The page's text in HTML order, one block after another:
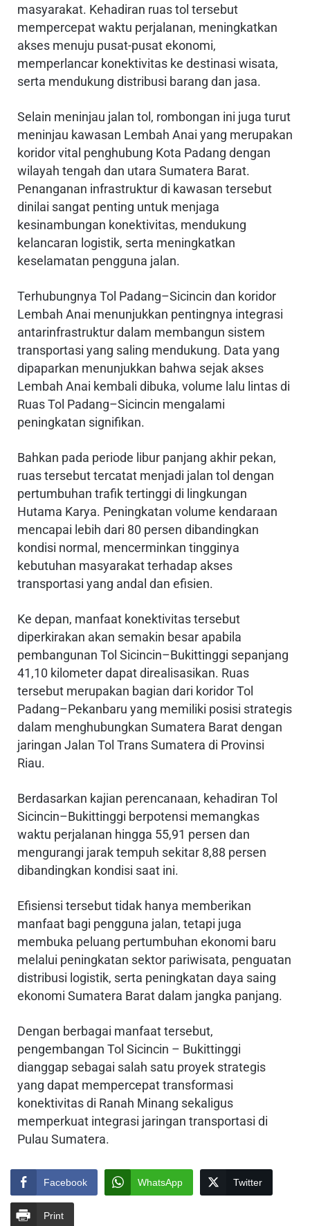
masyarakat. Kehadiran ruas tol tersebut
mempercepat waktu perjalanan, meningkatkan
akses menuju pusat-pusat ekonomi,
memperlancar konektivitas ke destinasi wisata,
serta mendukung distribusi barang dan jasa.
Selain meninjau jalan tol, rombongan ini juga turut
meninjau kawasan Lembah Anai yang merupakan
koridor vital penghubung Kota Padang dengan
wilayah tengah dan utara Sumatera Barat.
Penanganan infrastruktur di kawasan tersebut
dinilai sangat penting untuk menjaga
kesinambungan konektivitas, mendukung
kelancaran logistik, serta meningkatkan
keselamatan pengguna jalan.
Terhubungnya Tol Padang–Sicincin dan koridor
Lembah Anai menunjukkan pentingnya integrasi
antarinfrastruktur dalam membangun sistem
transportasi yang saling mendukung. Data yang
dipaparkan menunjukkan bahwa sejak akses
Lembah Anai kembali dibuka, volume lalu lintas di
Ruas Tol Padang–Sicincin mengalami
peningkatan signifikan.
Bahkan pada periode libur panjang akhir pekan,
ruas tersebut tercatat menjadi jalan tol dengan
pertumbuhan trafik tertinggi di lingkungan
Hutama Karya. Peningkatan volume kendaraan
mencapai lebih dari 80 persen dibandingkan
kondisi normal, mencerminkan tingginya
kebutuhan masyarakat terhadap akses
transportasi yang andal dan efisien.
Ke depan, manfaat konektivitas tersebut
diperkirakan akan semakin besar apabila
pembangunan Tol Sicincin–Bukittinggi sepanjang
41,10 kilometer dapat direalisasikan. Ruas
tersebut merupakan bagian dari koridor Tol
Padang–Pekanbaru yang memiliki posisi strategis
dalam menghubungkan Sumatera Barat dengan
jaringan Jalan Tol Trans Sumatera di Provinsi
Riau.
Berdasarkan kajian perencanaan, kehadiran Tol
Sicincin–Bukittinggi berpotensi memangkas
waktu perjalanan hingga 55,91 persen dan
mengurangi jarak tempuh sekitar 8,88 persen
dibandingkan kondisi saat ini.
Efisiensi tersebut tidak hanya memberikan
manfaat bagi pengguna jalan, tetapi juga
membuka peluang pertumbuhan ekonomi baru
melalui peningkatan sektor pariwisata, penguatan
distribusi logistik, serta peningkatan daya saing
ekonomi Sumatera Barat dalam jangka panjang.
Dengan berbagai manfaat tersebut,
pengembangan Tol Sicincin – Bukittinggi
dianggap sebagai salah satu proyek strategis
yang dapat mempercepat transformasi
konektivitas di Ranah Minang sekaligus
memperkuat integrasi jaringan transportasi di
Pulau Sumatera.
Facebook WhatsApp Twitter
Print